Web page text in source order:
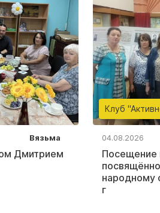
Вязьма
Дмитрием
Клуб
04.08.2026
Посещение
народному
г